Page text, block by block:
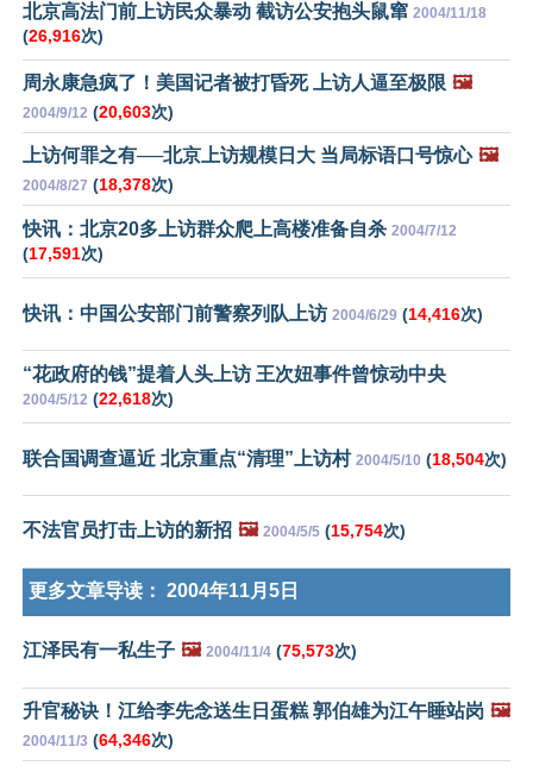
北京高法门前上访民众暴动 截访公安抱头鼠窜 2004/11/18
(26,916次)
周永康急疯了！美国记者被打昏死 上访人逼至极限 🖼️
2004/9/12 (20,603次)
上访何罪之有──北京上访规模日大 当局标语口号惊心 🖼️
2004/8/27 (18,378次)
快讯：北京20多上访群众爬上高楼准备自杀 2004/7/12
(17,591次)
快讯：中国公安部门前警察列队上访 2004/6/29 (14,416次)
“花政府的钱”提着人头上访 王次妞事件曾惊动中央
2004/5/12 (22,618次)
联合国调查逼近 北京重点“清理”上访村 2004/5/10 (18,504次)
不法官员打击上访的新招 🖼️ 2004/5/5 (15,754次)
更多文章导读： 2004年11月5日
江泽民有一私生子 🖼️ 2004/11/4 (75,573次)
升官秘诀！江给李先念送生日蛋糕 郭伯雄为江午睡站岗 🖼️
2004/11/3 (64,346次)